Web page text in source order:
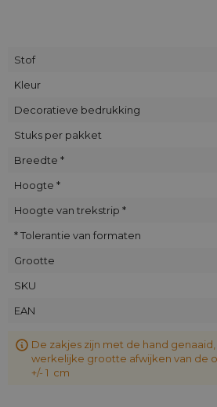
Stof
Kleur
Decoratieve bedrukking
Stuks per pakket
Breedte *
Hoogte *
Hoogte van trekstrip *
* Tolerantie van formaten
Grootte
SKU
EAN
De zakjes zijn met de hand
werkelijke grootte afwijken van de
+/- 1 cm